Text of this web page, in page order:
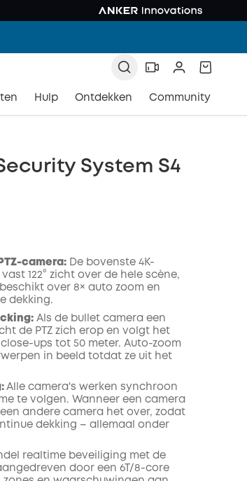
Hulp Ontdekken Community
System S4
camera:De bovenste 4K-
122° zicht over de hele scène,
over 8× auto zoom en
dekking.
Als de bullet camera een
de PTZ zich erop en volgt het
ups tot 50 meter. Auto-zoom
in beeld totdat ze uit het
Alle camera's werken synchroon
te volgen. Wanneer een camera
andere camera het over, zodat
dekking – allemaal onder
realtime beveiliging met de
door een 6T/8-core